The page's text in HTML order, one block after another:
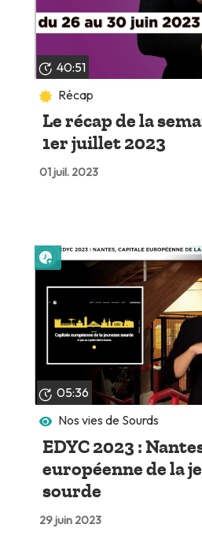
40:51
Récap
Le récap de la
1er juillet 2023
01 juil. 2023
05:36
Nos vies de Sourds
EDYC 2023 :
européenne de la
sourde
29 juin 2023
Lire plus tard